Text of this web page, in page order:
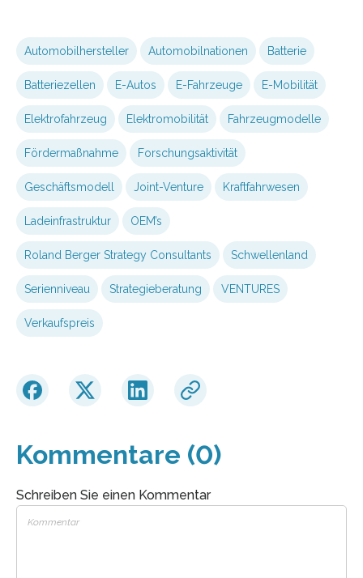
Automobilhersteller Automobilnationen Batterie
Batteriezellen E-Autos E-Fahrzeuge E-Mobilität
Elektrofahrzeug Elektromobilität Fahrzeugmodelle
Fördermaßnahme Forschungsaktivität
Geschäftsmodell Joint-Venture Kraftfahrwesen
Ladeinfrastruktur OEM’s
Roland Berger Strategy Consultants Schwellenland
Serienniveau Strategieberatung VENTURES
Verkaufspreis
Kommentare (0)
Schreiben Sie einen Kommentar